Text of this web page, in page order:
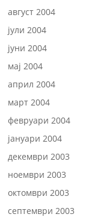
август 2004
јули 2004
јуни 2004
мај 2004
април 2004
март 2004
февруари 2004
јануари 2004
декември 2003
ноември 2003
октомври 2003
септември 2003